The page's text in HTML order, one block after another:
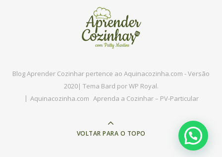
Blog Aprender Cozinhar pertence ao Aquinacozinha.com - Versão
2020| Tema Bard porWP Royal.
Aquinacozinha.com Aprenda a Cozinhar – PV-Particular
VOLTAR PARA O TOPO
Precisa de Ajuda?